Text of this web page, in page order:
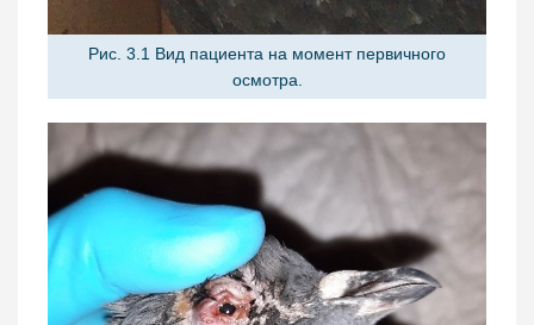
Рис. 3.1 Вид пациента на момент первичного
осмотра.